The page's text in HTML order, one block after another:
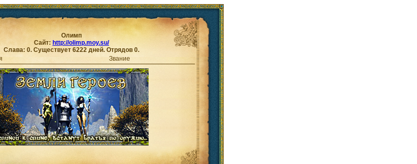
Олимп
Сайт: http://olimp.moy.su/
Слава: 0. Существует 6222 дней. Отрядов 0.
Звание